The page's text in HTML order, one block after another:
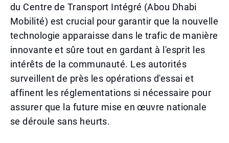
du Centre de Transport Intégré (Abou Dhabi
Mobilité) est crucial pour garantir que la nouvelle
technologie apparaisse dans le trafic de manière
innovante et sûre tout en gardant à l'esprit les
intérêts de la communauté. Les autorités
surveillent de près les opérations d'essai et
affinent les réglementations si nécessaire pour
assurer que la future mise en œuvre nationale
se déroule sans heurts.